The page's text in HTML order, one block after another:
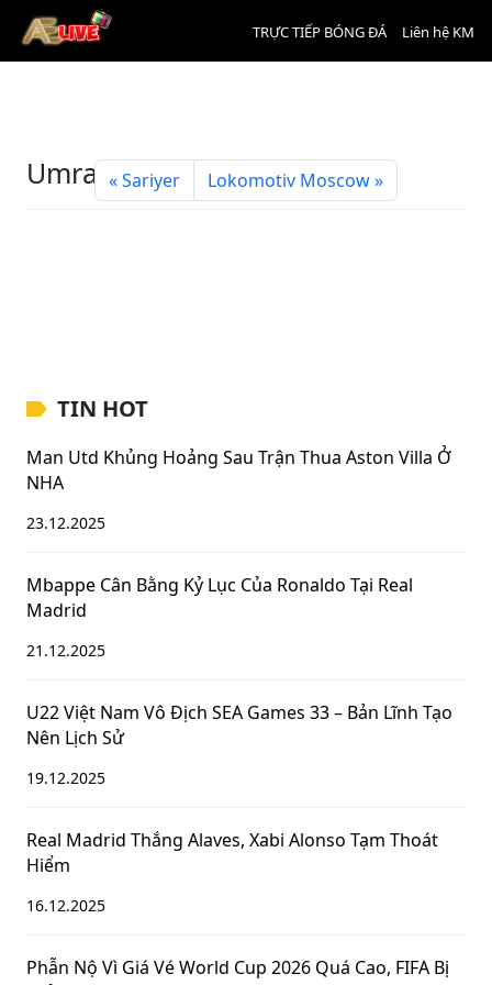
TRỰC TIẾP BÓNG ĐÁ Liên hệ KM
Umraniyespor
Sariyer Lokomotiv Moscow
TIN HOT
Man Utd Khủng Hoảng Sau Trận Thua Aston Villa Ở
NHA
23.12.2025
Mbappe Cân Bằng Kỷ Lục Của Ronaldo Tại Real
Madrid
21.12.2025
U22 Việt Nam Vô Địch SEA Games 33 – Bản Lĩnh Tạo
Nên Lịch Sử
19.12.2025
Real Madrid Thắng Alaves, Xabi Alonso Tạm Thoát
Hiểm
16.12.2025
Phẫn Nộ Vì Giá Vé World Cup 2026 Quá Cao, FIFA Bị